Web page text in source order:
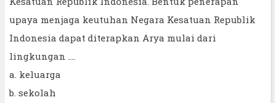
upaya menjaga keutuhan Negara Kesatuan Republik
Indonesia dapat diterapkan Arya mulai dari
lingkungan ....
a. keluarga
b. sekolah